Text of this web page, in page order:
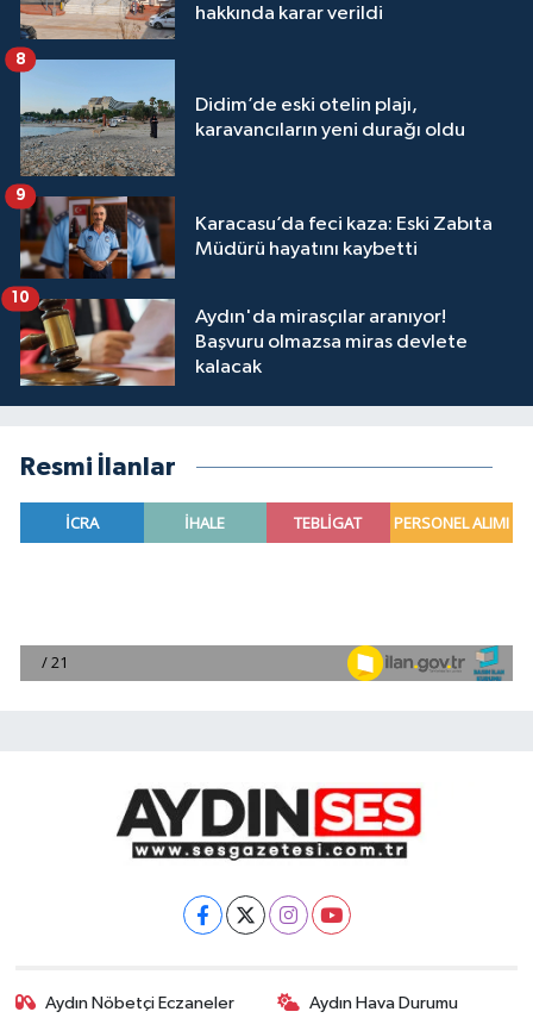
hakkında karar verildi
Didim’de eski otelin plajı,
karavancıların yeni durağı oldu
8
Karacasu’da feci kaza: Eski Zabıta
Müdürü hayatını kaybetti
9
Aydın'da mirasçılar aranıyor!
Başvuru olmazsa miras devlete
kalacak
10
Resmi İlanlar
Aydın Nöbetçi Eczaneler Aydın Hava Durumu